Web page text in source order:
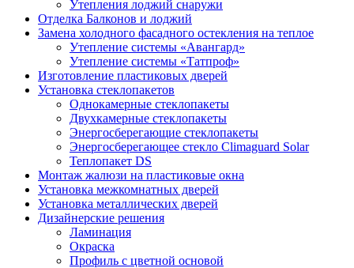
Утепления лоджий снаружи
Отделка Балконов и лоджий
Замена холодного фасадного остекления на теплое
Утепление системы «Авангард»
Утепление системы «Татпроф»
Изготовление пластиковых дверей
Установка стеклопакетов
Однокамерные стеклопакеты
Двухкамерные стеклопакеты
Энергосберегающие стеклопакеты
Энергосберегающее стекло Climaguard Solar
Теплопакет DS
Монтаж жалюзи на пластиковые окна
Установка межкомнатных дверей
Установка металлических дверей
Дизайнерские решения
Ламинация
Окраска
Профиль с цветной основой